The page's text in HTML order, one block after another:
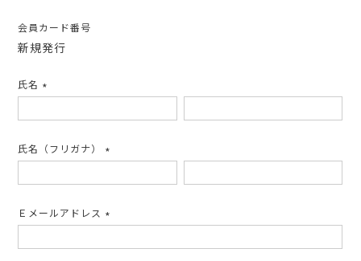
会員カード番号
新規発行
氏名
須)
氏名（フリガナ）
須)
Ｅメールアドレス
須)